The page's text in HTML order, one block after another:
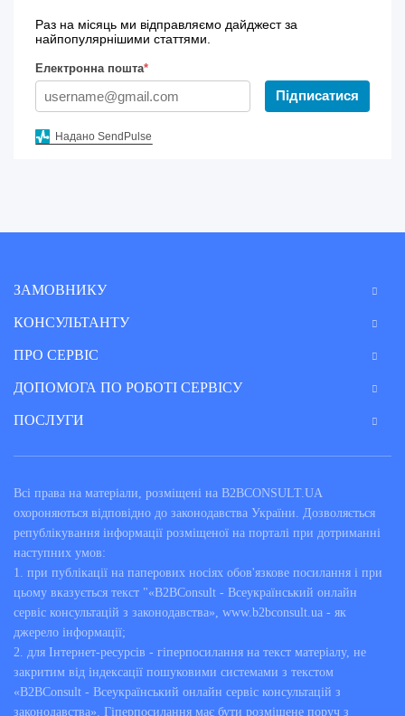
Раз на місяць ми відправляємо дайджест за
найпопулярнішими статтями.
Електронна пошта*
Підписатися
Надано SendPulse
ЗАМОВНИКУ
КОНСУЛЬТАНТУ
ПРО СЕРВІС
ДОПОМОГА ПО РОБОТІ СЕРВІСУ
ПОСЛУГИ
Всі права на матеріали, розміщені на B2BCONSULT.UA
охороняються відповідно до законодавства України. Дозволяється
републікування інформації розміщеної на порталі при дотриманні
наступних умов:
1. при публікації на паперових носіях обов'язкове посилання і при
цьому вказується текст "«B2BConsult - Всеукраїнський онлайн
сервіс консультацій з законодавства», www.b2bconsult.ua - як
джерело інформації;
2. для Інтернет-ресурсів - гіперпосилання на текст матеріалу, не
закритим від індексації пошуковими системами з текстом
«B2BConsult - Всеукраїнський онлайн сервіс консультацій з
законодавства». Гіперпосилання має бути розміщене поруч з